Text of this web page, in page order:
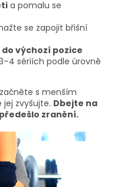
a pomalu se
se zapojit břišní
výchozí pozice
sériích podle úrovně
s menším
zvyšujte. Dbejte na
zranění.